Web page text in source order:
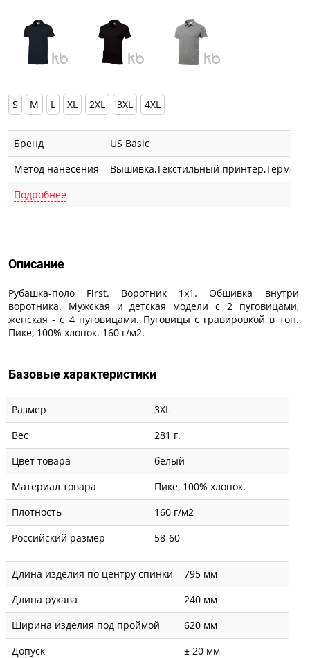
S M L XL 2XL 3XL 4XL
Бренд
US Basic
Метод нанесения
Вышивка,Текстильный
Подробнее
Описание
Рубашка-поло First. Воротник 1х1. Обшивка внутри
воротника. Мужская и детская модели с 2 пуговицами,
женская - с 4 пуговицами. Пуговицы с гравировкой в тон.
Пике, 100% хлопок. 160 г/м2.
Базовые характеристики
Размер
3XL
Вес
281 г.
Цвет товара
белый
Материал товара
Пике, 100% хлопок.
Плотность
160 г/м2
Российский размер
58-60
Длина изделия по центру спинки
795 мм
Длина рукава
240 мм
Ширина изделия под проймой
620 мм
Допуск
± 20 мм